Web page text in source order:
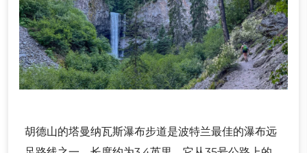
胡德山的塔曼纳瓦斯瀑布步道是波特兰最佳的瀑布远